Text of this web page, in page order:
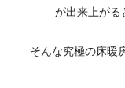
が出来上がる
そんな究極の床暖